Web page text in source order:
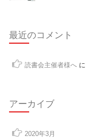
最近のコメント
読書会主催者様へ に
アーカイブ
2020年3月